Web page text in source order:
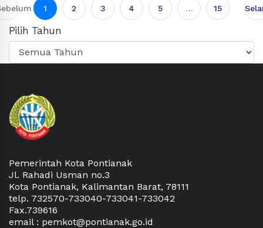
1 2 3 4 5 … 15
Pilih Tahun
Pemerintah Kota Pontianak
Jl. Rahadi Usman no.3
Kota Pontianak, Kalimantan Barat, 78111
telp. 732570-733040-733041-733042
Fax.739616
email : pemkot@pontianak.go.id